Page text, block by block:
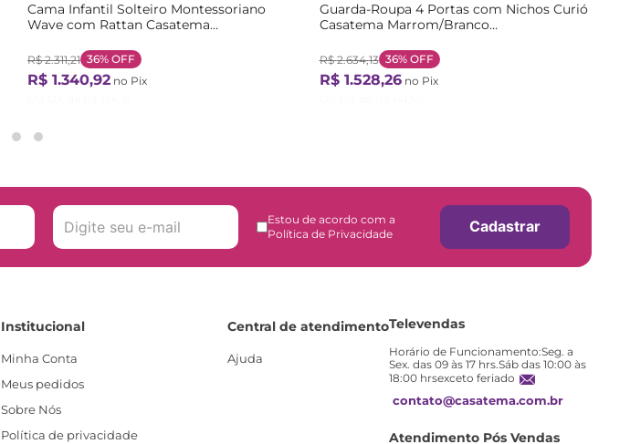
Cama Infantil Solteiro Montessoriano
Wave com Rattan Casatema
R$ 2.311,21 36% OFF
R$ 1.340,92 no Pix
Guarda-Roupa 4 Portas com Nichos Curió
Casatema Marrom/Branco
R$ 2.634,13 36%OFF
R$ 1.528,26no Pix
Estou de acordo com a
Política de Privacidade
Cadastrar
Institucional
Minha Conta
Meus pedidos
Sobre Nós
Política de privacidade
Central de atendimento
Ajuda
Televendas
Horário de Funcionamento:Seg. a
Sex. das 09 às 17 hrs.Sáb das 10:00 às
18:00 hrsexceto feriado
contato@casatema.com.br
Atendimento Pós Vendas